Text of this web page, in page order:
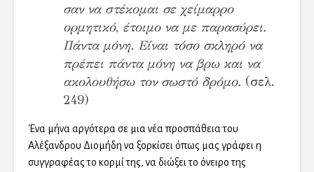
σαν να στέκομαι σε χείμαρρο
ορμητικό, έτοιμο να με παρασύρει.
Πάντα μόνη. Είναι τόσο σκληρό να
πρέπει πάντα μόνη να βρω και να
ακολουθήσω τον σωστό δρόμο. (σελ.
249)
Ένα μήνα αργότερα σε μια νέα προσπάθεια του
Αλέξανδρου Διομήδη να ξορκίσει όπως μας γράφει η
συγγραφέας το κορμί της, να διώξει το όνειρο της